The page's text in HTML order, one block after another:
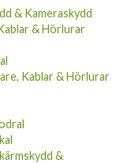
& Kameraskydd
& Hörlurar
Kablar & Hörlurar
&